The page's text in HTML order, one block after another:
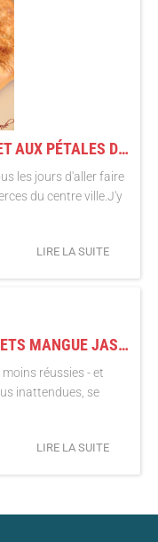
TARTE RUSTIQUE AUX FRAISES ET AUX PÉTALES DE VIOLETTES
les jours d'aller faire
du centre ville.J'y
LIRE LA SUITE
MANGO-JASMINE PIE - ENTREMETS MANGUE JASMIN (FAÇON BANOFFEE PIE)
réussies - et
inattendues, se
LIRE LA SUITE